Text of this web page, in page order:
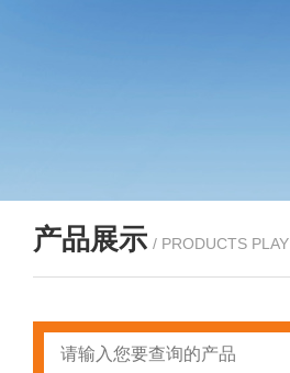
产品展示 / PRODUCTS PLAY